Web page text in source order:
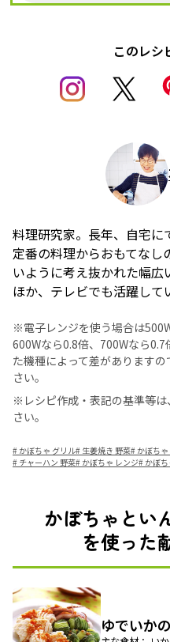
このレシ
料理研究家。長年、自宅
定番の料理からおもてなし
いように考え抜かれた幅
ほか、テレビでも活躍して
※電子レンジを使う場合は
600Wなら0.8倍、700Wなら
た機種によって差があります
さい。
※レシピ作成・表記の基準等は、
さい。
# かぼちゃ グリル# 生姜焼き 野菜# かぼち
# チャーハン 野菜# かぼちゃ レンジ# かぼ
かぼちゃとい
を使った
ゆでいか